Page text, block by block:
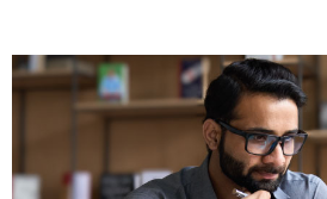
Fatturazione
HR